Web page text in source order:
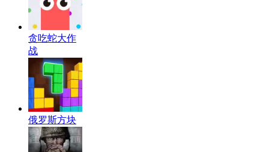
贪吃蛇大作
战
俄罗斯方块